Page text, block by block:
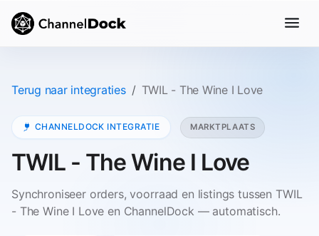
Terug naar integraties TWIL - The Wine I Love
CHANNELDOCK INTEGRATIE MARKTPLAATS
TWIL - The Wine I Love
Synchroniseer orders, voorraad en listings tussen TWIL
- The Wine I Love en ChannelDock — automatisch.